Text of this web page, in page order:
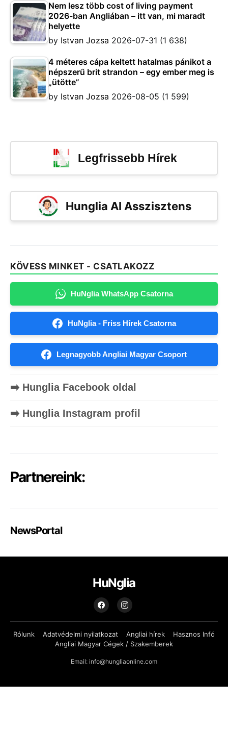
Nem lesz több cost of living payment
2026-ban Angliában – itt van, mi maradt
helyette
by Istvan Jozsa 2026-07-31 (1 638)
4 méteres cápa keltett hatalmas pánikot a
népszerű brit strandon – egy ember meg is
„ütötte”
by Istvan Jozsa 2026-08-05 (1 599)
Legfrissebb Hírek
Hunglia AI Asszisztens
KÖVESS MINKET - CSATLAKOZZ
HuNglia WhatsApp Csatorna
HuNglia - Friss Hírek Csatorna
Legnagyobb Angliai Magyar Csoport
➡️ Hunglia Facebook oldal
➡️ Hunglia Instagram profil
Partnereink:
NewsPortal
HuNglia
Rólunk Adatvédelmi nyilatkozat Angliai hírek
Hasznos Infó
Angliai Magyar Cégek / Szakemberek
Email: info@hungliaonline.com